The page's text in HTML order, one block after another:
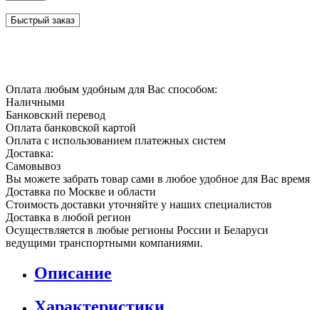
Быстрый заказ
Оплата любым удобным для Вас способом:
Наличными
Банковский перевод
Оплата банковской картой
Оплата с использованием платежных систем
Доставка:
Самовывоз
Вы можете забрать товар сами в любое удобное для Вас время
Доставка по Москве и области
Стоимость доставки уточняйте у наших специалистов
Доставка в любой регион
Осуществляется в любые регионы России и Беларуси
ведущими транспортными компаниями.
Описание
Характеристики